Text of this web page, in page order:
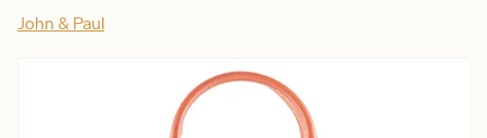
John & Paul